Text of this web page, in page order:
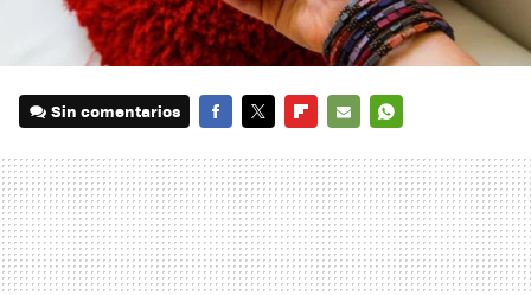
Sin comentarios
MAIL